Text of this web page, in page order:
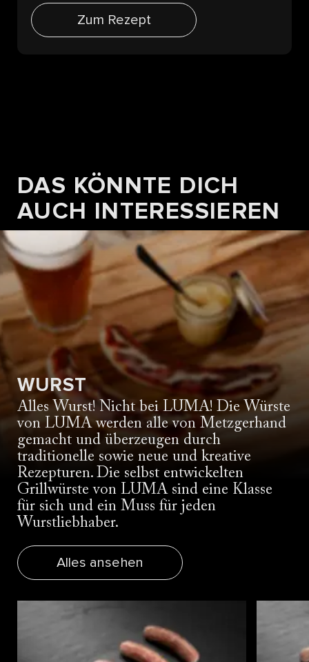
Zum Rezept
DAS KÖNNTE DICH
AUCH INTERESSIEREN
WURST
Alles Wurst! Nicht bei LUMA! Die Würste
von LUMA werden alle von Metzgerhand
gemacht und überzeugen durch
traditionelle sowie neue und kreative
Rezepturen. Die selbst entwickelten
Grillwürste von LUMA sind eine Klasse
für sich und ein Muss für jeden
Wurstliebhaber.
Alles ansehen